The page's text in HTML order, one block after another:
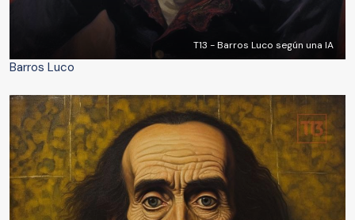
T13 - Barros Luco según una IA
Barros Luco